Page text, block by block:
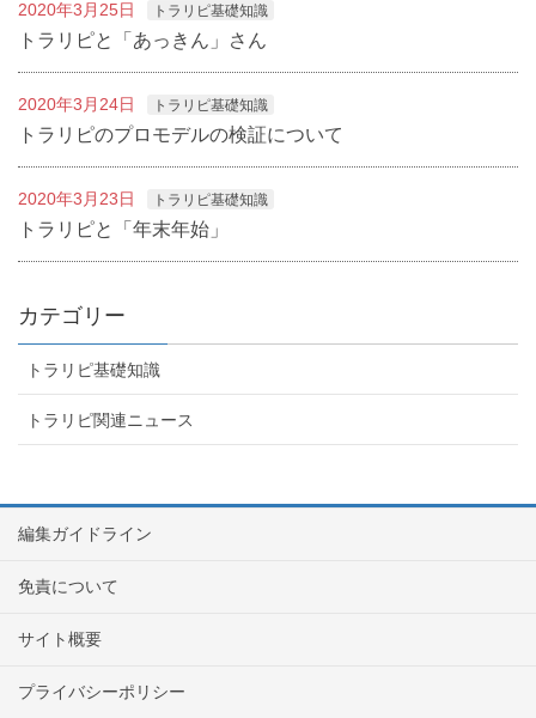
2020年3月25日 トラリピ基礎知識
トラリピと「あっきん」さん
2020年3月24日 トラリピ基礎知識
トラリピのプロモデルの検証について
2020年3月23日 トラリピ基礎知識
トラリピと「年末年始」
カテゴリー
トラリピ基礎知識
トラリピ関連ニュース
編集ガイドライン
免責について
サイト概要
プライバシーポリシー